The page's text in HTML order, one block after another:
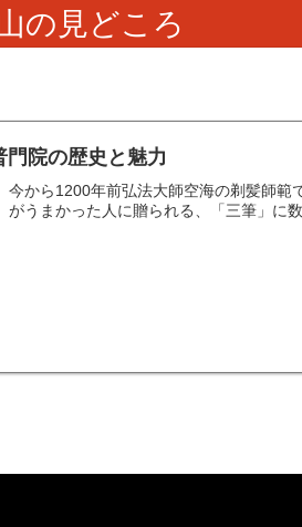
の見どころ
院の歴史と魅力
今から1200年前弘法大師空海の剃髪師
がうまかった人に贈られる、「三筆」に